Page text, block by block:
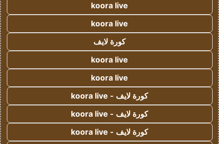
koora live
koora live
كورة لايف
koora live
koora live
كورة لايف - koora live
كورة لايف - koora live
كورة لايف - koora live